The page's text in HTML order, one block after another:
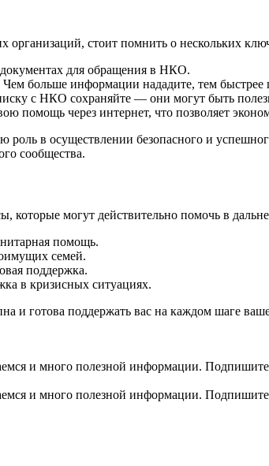
стоит помнить о нескольких
документах для обращения в НКО.
Чем больше информации нададите, тем
с НКО сохраняйте — они могут быть
помощь через интернет, что позволяет
в осуществлении безопасного и
сообщества.
которые могут действительно помочь в
помощь.
семей.
поддержка.
в кризисных ситуациях.
и готова поддержать вас на каждом шаге
и много полезной информации.
и много полезной информации.